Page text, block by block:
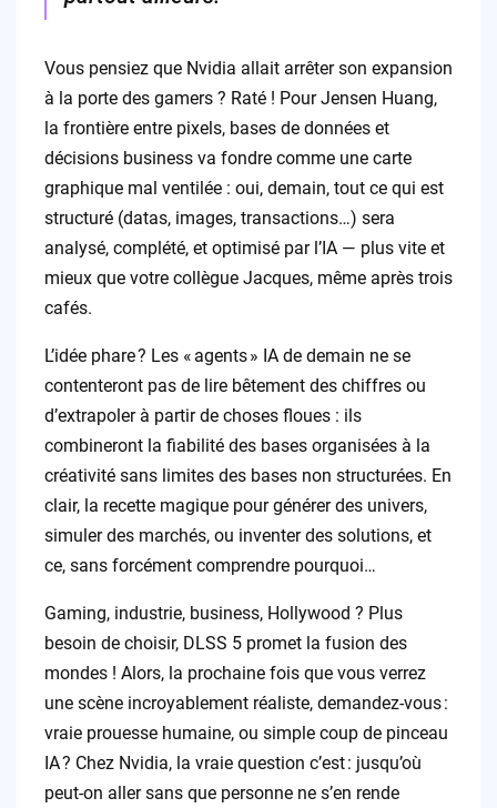
Vous pensiez que Nvidia allait arrêter son expansion
à la porte des gamers ? Raté ! Pour Jensen Huang,
la frontière entre pixels, bases de données et
décisions business va fondre comme une carte
graphique mal ventilée : oui, demain, tout ce qui est
structuré (datas, images, transactions…) sera
analysé, complété, et optimisé par l’IA — plus vite et
mieux que votre collègue Jacques, même après trois
cafés.
L’idée phare ? Les « agents » IA de demain ne se
contenteront pas de lire bêtement des chiffres ou
d’extrapoler à partir de choses floues : ils
combineront la fiabilité des bases organisées à la
créativité sans limites des bases non structurées. En
clair, la recette magique pour générer des univers,
simuler des marchés, ou inventer des solutions, et
ce, sans forcément comprendre pourquoi…
Gaming, industrie, business, Hollywood ? Plus
besoin de choisir, DLSS 5 promet la fusion des
mondes ! Alors, la prochaine fois que vous verrez
une scène incroyablement réaliste, demandez-vous :
vraie prouesse humaine, ou simple coup de pinceau
IA ? Chez Nvidia, la vraie question c’est : jusqu’où
peut-on aller sans que personne ne s’en rende